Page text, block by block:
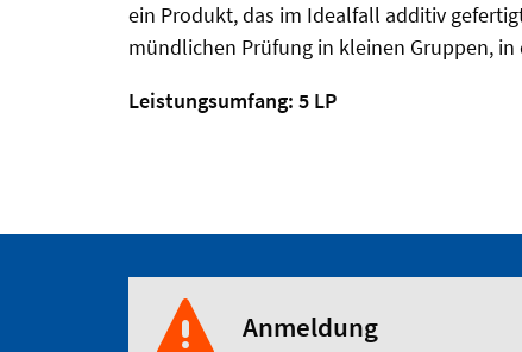
ein Produkt, das im Idealfall additiv
mündlichen Prüfung in kleinen Gruppen,
Leistungsumfang: 5 LP
Anmeldung